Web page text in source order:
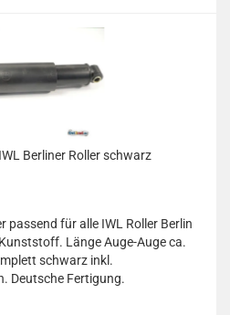
Berliner Roller schwarz
passend für alle IWL Roller Berlin
Länge Auge-Auge ca.
schwarz inkl.
Deutsche Fertigung.